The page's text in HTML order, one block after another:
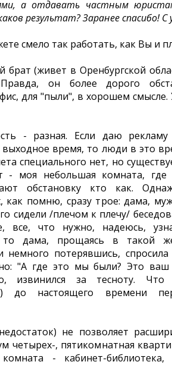
а отдавать частным
результат? Заранее спасибо!
смело так работать, как Вы и
брат (живет в Оренбургской
Правда, он более дорого
для "пыли", в хорошем смысле.
- разная. Если даю
выходное время, то люди в это
специального нет, но
- моя небольшая комната, где
обстановку кто как.
как помню, сразу трое: дама,
сидели /плечом к плечу/
все, что нужно, надеюсь,
то дама, прощаясь в такой
немного потерявшись,
"А где это мы были? Это ваш
извинился за тесноту.
до настоящего времени
не позволяет
четырех-, пятикомнатная
- кабинет-